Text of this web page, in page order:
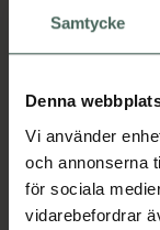
Samtycke
Denna
Vi använder
och annonserna
för sociala
vidarebefordrar
Aktuella
Beskrivning